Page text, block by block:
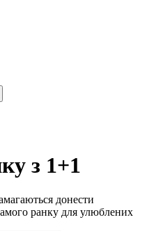
з 1+1
донести
ранку для улюблених